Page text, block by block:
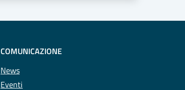
COMUNICAZIONE
News
Eventi